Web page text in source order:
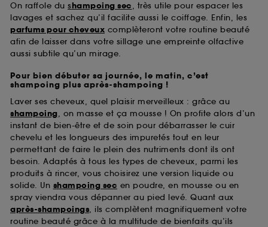
On raffole du shampoing sec, très utile pour espacer les
lavages et sachez qu’il facilite aussi le coiffage. Enfin, les
parfums pour cheveux complèteront votre routine beauté
afin de laisser dans votre sillage une empreinte olfactive
aussi subtile qu’un mirage.
Pour bien débuter sa journée, le matin, c’est
shampoing plus après-shampoing !
Laver ses cheveux, quel plaisir merveilleux : grâce au
shampoing, on masse et ça mousse ! On profite alors d’un
instant de bien-être et de soin pour débarrasser le cuir
chevelu et les longueurs des impuretés tout en leur
permettant de faire le plein des nutriments dont ils ont
besoin. Adaptés à tous les types de cheveux, parmi les
produits à rincer, vous choisirez une version liquide ou
solide. Un shampoing sec en poudre, en mousse ou en
spray viendra vous dépanner au pied levé. Quant aux
après-shampoings, ils complètent magnifiquement votre
routine beauté grâce à la multitude de bienfaits qu’ils